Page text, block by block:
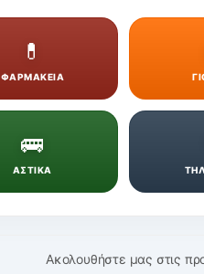
💊
ΦΑΡΜΑΚΕΙΑ
🚌
ΑΣΤΙΚΑ
Ακολουθήστε μας στις